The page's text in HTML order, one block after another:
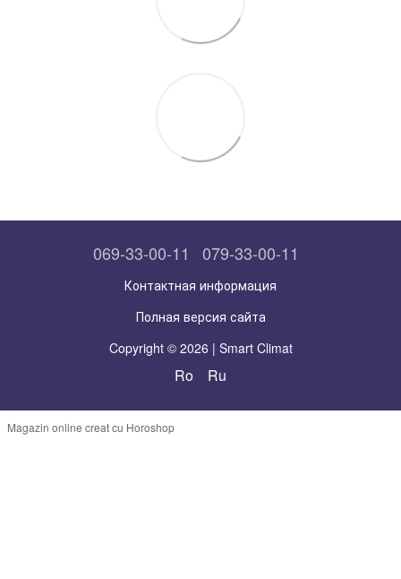
069-33-00-11 079-33-00-11
Контактная информация
Полная версия сайта
Copyright © 2026 | Smart Climat
Ro Ru
Magazin online creat cu Horoshop